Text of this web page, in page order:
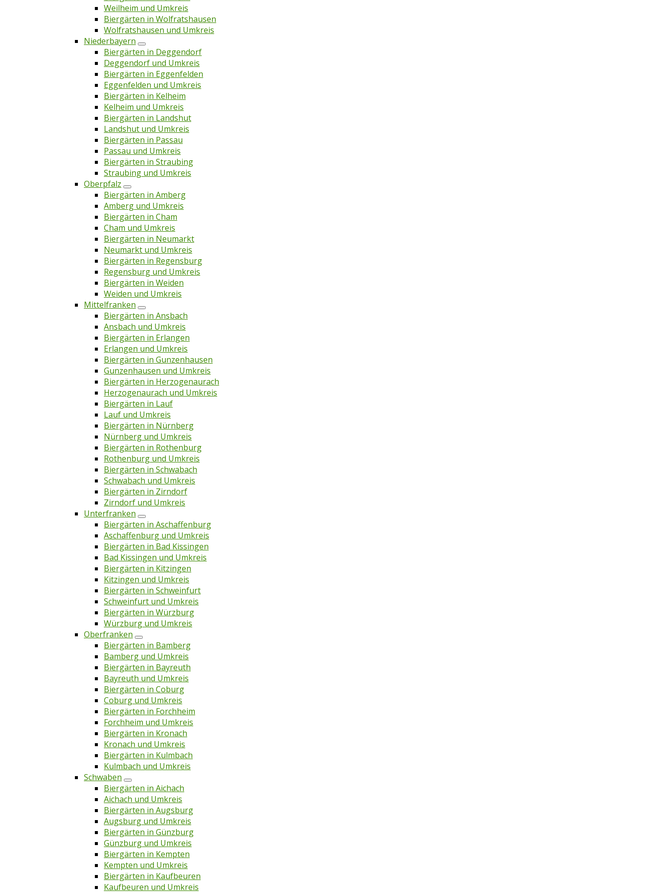
Weilheim und Umkreis
Biergärten in Wolfratshausen
Wolfratshausen und Umkreis
Niederbayern
Biergärten in Deggendorf
Deggendorf und Umkreis
Biergärten in Eggenfelden
Eggenfelden und Umkreis
Biergärten in Kelheim
Kelheim und Umkreis
Biergärten in Landshut
Landshut und Umkreis
Biergärten in Passau
Passau und Umkreis
Biergärten in Straubing
Straubing und Umkreis
Oberpfalz
Biergärten in Amberg
Amberg und Umkreis
Biergärten in Cham
Cham und Umkreis
Biergärten in Neumarkt
Neumarkt und Umkreis
Biergärten in Regensburg
Regensburg und Umkreis
Biergärten in Weiden
Weiden und Umkreis
Mittelfranken
Biergärten in Ansbach
Ansbach und Umkreis
Biergärten in Erlangen
Erlangen und Umkreis
Biergärten in Gunzenhausen
Gunzenhausen und Umkreis
Biergärten in Herzogenaurach
Herzogenaurach und Umkreis
Biergärten in Lauf
Lauf und Umkreis
Biergärten in Nürnberg
Nürnberg und Umkreis
Biergärten in Rothenburg
Rothenburg und Umkreis
Biergärten in Schwabach
Schwabach und Umkreis
Biergärten in Zirndorf
Zirndorf und Umkreis
Unterfranken
Biergärten in Aschaffenburg
Aschaffenburg und Umkreis
Biergärten in Bad Kissingen
Bad Kissingen und Umkreis
Biergärten in Kitzingen
Kitzingen und Umkreis
Biergärten in Schweinfurt
Schweinfurt und Umkreis
Biergärten in Würzburg
Würzburg und Umkreis
Oberfranken
Biergärten in Bamberg
Bamberg und Umkreis
Biergärten in Bayreuth
Bayreuth und Umkreis
Biergärten in Coburg
Coburg und Umkreis
Biergärten in Forchheim
Forchheim und Umkreis
Biergärten in Kronach
Kronach und Umkreis
Biergärten in Kulmbach
Kulmbach und Umkreis
Schwaben
Biergärten in Aichach
Aichach und Umkreis
Biergärten in Augsburg
Augsburg und Umkreis
Biergärten in Günzburg
Günzburg und Umkreis
Biergärten in Kempten
Kempten und Umkreis
Biergärten in Kaufbeuren
Kaufbeuren und Umkreis